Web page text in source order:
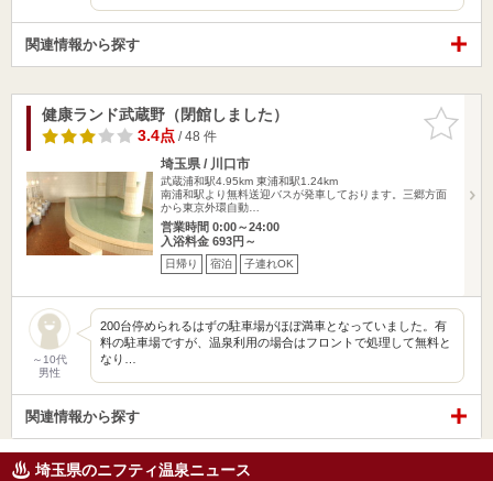
関連情報から探す
お気に入
りに追加
健康ランド武蔵野（閉館しました）
3.4点/ 48 件
埼玉県 / 川口市
武蔵浦和駅4.95km 東浦和駅1.24km
南浦和駅より無料送迎バスが発車しております。三郷方面
から東京外環自動…
営業時間 0:00～24:00
入浴料金 693円～
日帰り 宿泊 子連れOK
～10代
男性
200台停められるはずの駐車場がほぼ満車となっていました。有
料の駐車場ですが、温泉利用の場合はフロントで処理して無料と
なり…
関連情報から探す
埼玉県のニフティ温泉ニュース